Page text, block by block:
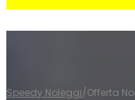
Speedy Noleggi/Offerta